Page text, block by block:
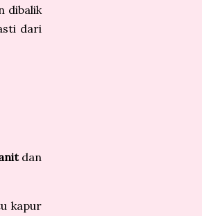
dibalik
dari
dan
kapur